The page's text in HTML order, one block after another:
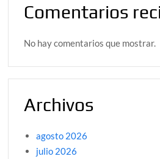
Comentarios
No hay comentarios que mostrar.
Archivos
agosto 2026
julio 2026